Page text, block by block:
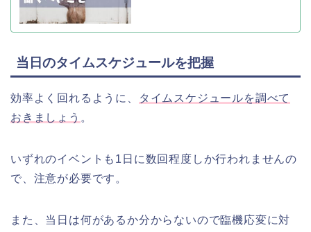
当日のタイムスケジュールを把握
効率よく回れるように、
タイムスケジュールを調べて
おきましょう 。
いずれのイベントも1日に数回程度しか行われませんの
で、注意が必要です。
また、当日は何があるか分からないので臨機応変に対